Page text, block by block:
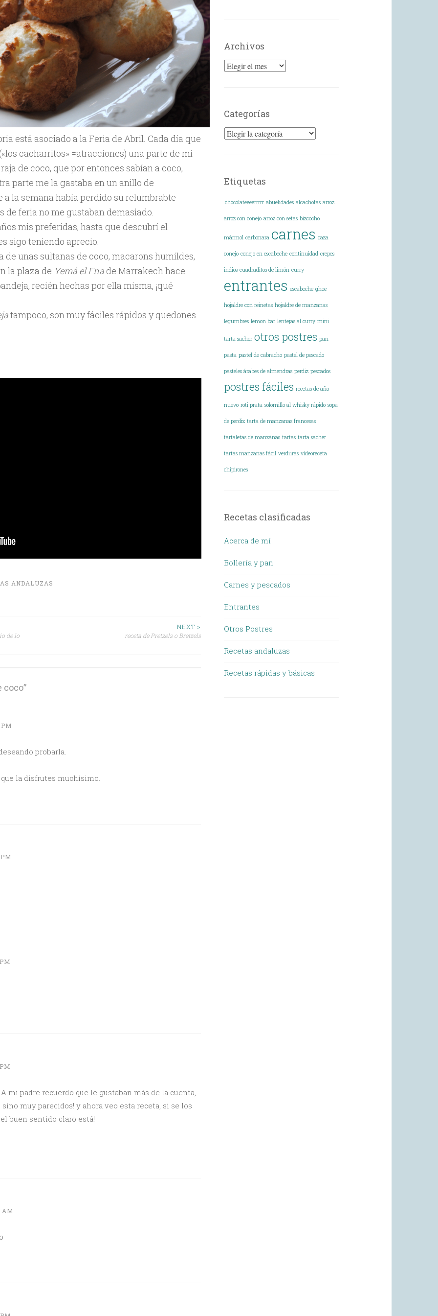
está asociado a la Feria de Abril. Cada día que
cacharritos» =atracciones) una parte de mi
de coco, que por entonces sabían a coco,
parte me la gastaba en un anillo de
a la semana había perdido su relumbrabte
de feria no me gustaban demasiado.
mis preferidas, hasta que descubrí el
sigo teniendo aprecio.
de unas sultanas de coco, macarons humildes,
la plaza de Yemá el Fnade Marrakech hace
recién hechas por ella misma, ¡qué
tampoco, son muy fáciles rápidos y quedones.
ANDALUZAS
de lo
NEXT >
receta de Pretzels o Bretzels
coco”
probarla.
la disfrutes muchísimo.
mi padre recuerdo que le gustaban más de la cuenta,
muy parecidos! y ahora veo esta receta, si se los
buen sentido claro está!
AM
Archivos
Archivos
Categorías
Categorías
Etiquetas
.chocolateeeerrrrr abuelidades alcachofas arroz
arroz con conejo arroz con setas bizcocho
mármol carbonara carnes caza
conejo conejo en escabeche continuidad crepes
indios cuadraditos de limón curry
entrantes escabeche ghee
hojaldre con reinetas hojaldre de manzanas
legumbres lemon bar lentejas al curry mini
tarta sacher otros postres pan
pasta pastel de cabracho pastel de pescado
pasteles árabes de almendras perdiz pescados
postres fáciles recetas de año
nuevo roti prata solomillo al whisky rápido sopa
de perdiz tarta de manzanas francesas
tartaletas de manzánas tartas tarta sacher
tartas manzanas fácil verduras vídeoreceta
chipirones
Recetas clasificadas
Acerca de mí
Bollería y pan
Carnes y pescados
Entrantes
Otros Postres
Recetas andaluzas
Recetas rápidas y básicas